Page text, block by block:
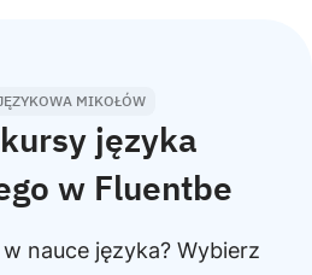
MIKOŁÓW
języka
w Fluentbe
nauce języka? Wybierz